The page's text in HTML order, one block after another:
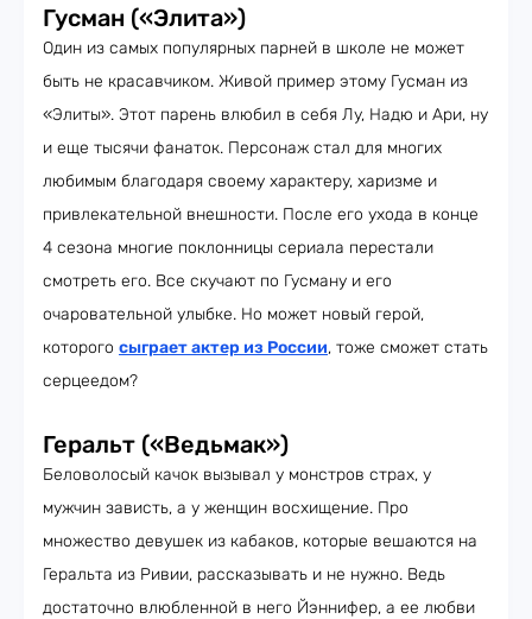
Гусман («Элита»)
Один из самых популярных парней в школе не может
быть не красавчиком. Живой пример этому Гусман из
«Элиты». Этот парень влюбил в себя Лу, Надю и Ари, ну
и еще тысячи фанаток. Персонаж стал для многих
любимым благодаря своему характеру, харизме и
привлекательной внешности. После его ухода в конце
4 сезона многие поклонницы сериала перестали
смотреть его. Все скучают по Гусману и его
очаровательной улыбке. Но может новый герой,
которого сыграет актер из России, тоже сможет стать
серцеедом?
Геральт («Ведьмак»)
Беловолосый качок вызывал у монстров страх, у
мужчин зависть, а у женщин восхищение. Про
множество девушек из кабаков, которые вешаются на
Геральта из Ривии, рассказывать и не нужно. Ведь
достаточно влюбленной в него Йэннифер, а ее любви